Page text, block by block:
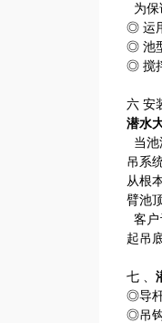
为保
◎ 运
◎ 池
◎ 搅
六 安
潜水
当池
吊系
从根
臂池
客
起吊
七 、
◎导
◎吊